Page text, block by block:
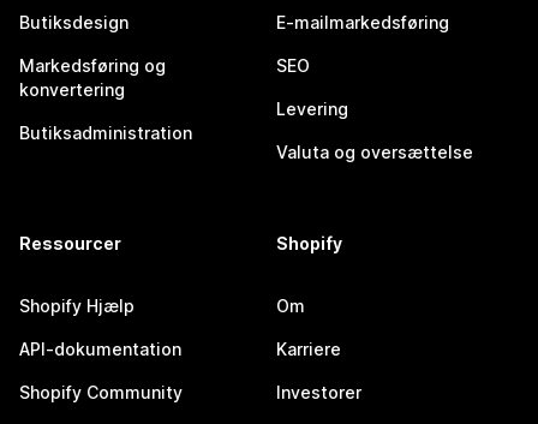
Butiksdesign
Markedsføring og
konvertering
Butiksadministration
E-mailmarkedsføring
SEO
Levering
Valuta og oversættelse
Ressourcer
Shopify Hjælp
API-dokumentation
Shopify Community
Shopify
Om
Karriere
Investorer